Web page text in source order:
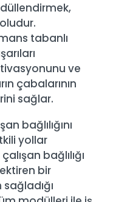
tabanlı
ve
çabalarının
sağlar.
bağlılığını
yollar
bağlılığı
bir